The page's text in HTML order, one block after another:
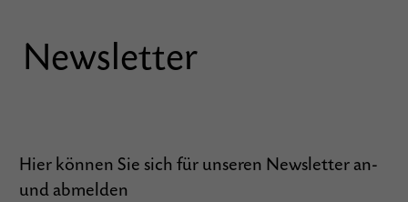
Newsletter
Hier können Sie sich für unseren Newsletter an-
und abmelden